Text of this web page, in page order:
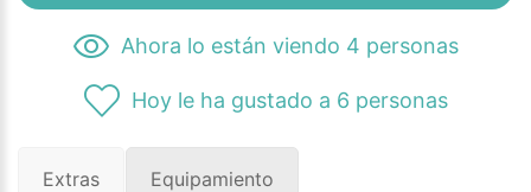
Ahora lo están viendo 4 personas
Hoy le ha gustado a 6 personas
Extras
Equipamiento